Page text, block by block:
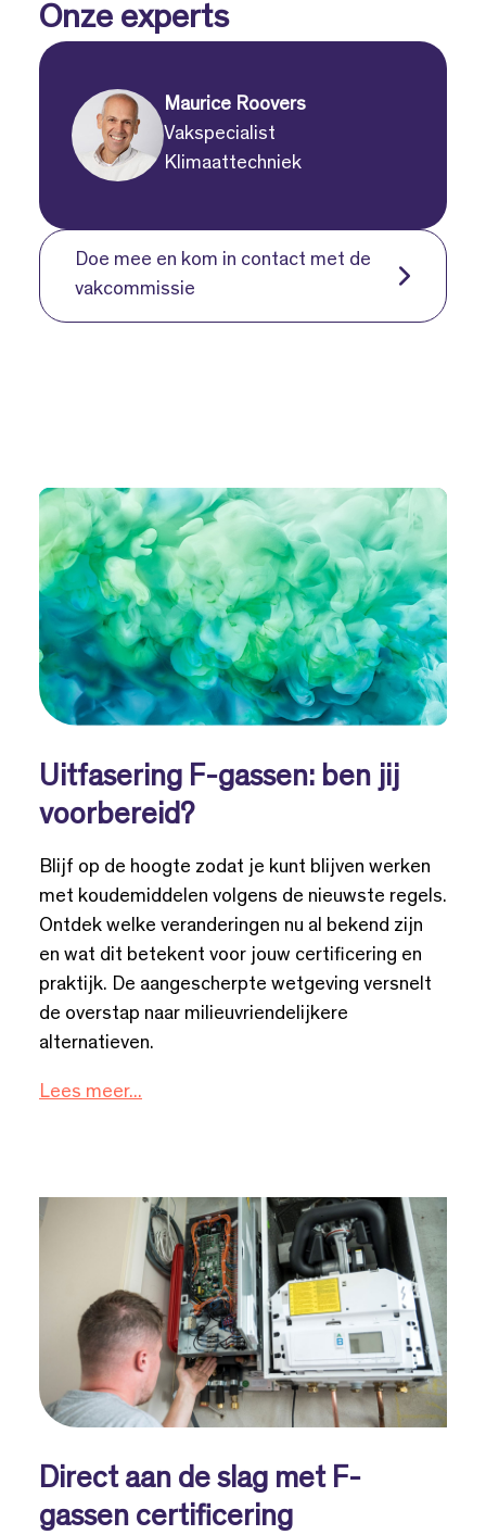
Onze experts
Maurice Roovers
Vakspecialist
Klimaattechniek
Doe mee en kom in contact met de
vakcommissie
Uitfasering F-gassen: ben jij
voorbereid?
Blijf op de hoogte zodat je kunt blijven werken
met koudemiddelen volgens de nieuwste regels.
Ontdek welke veranderingen nu al bekend zijn
en wat dit betekent voor jouw certificering en
praktijk. De aangescherpte wetgeving versnelt
de overstap naar milieuvriendelijkere
alternatieven.
Lees meer...
Direct aan de slag met F-
gassen certificering